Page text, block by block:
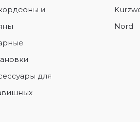
и
для
Nord